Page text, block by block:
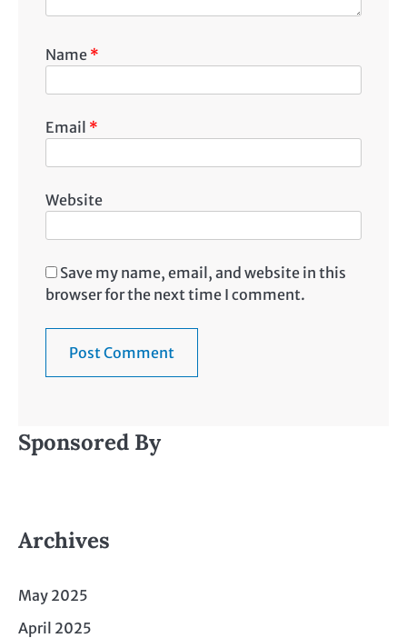
Name *
Email *
Website
Save my name, email, and website in this
browser for the next time I comment.
Sponsored By
Archives
May 2025
April 2025